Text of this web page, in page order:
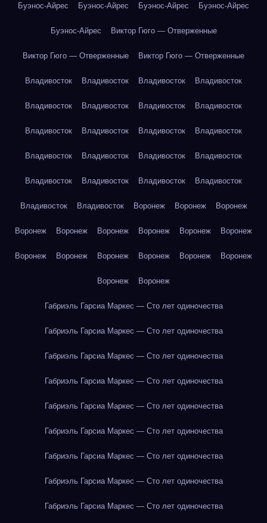
Буэнос-Айрес Буэнос-Айрес Буэнос-Айрес Буэнос-Айрес
Буэнос-Айрес Виктор Гюго — Отверженные
Виктор Гюго — Отверженные Виктор Гюго — Отверженные
Владивосток Владивосток Владивосток Владивосток
Владивосток Владивосток Владивосток Владивосток
Владивосток Владивосток Владивосток Владивосток
Владивосток Владивосток Владивосток Владивосток
Владивосток Владивосток Владивосток Владивосток
Владивосток Владивосток Воронеж Воронеж Воронеж
Воронеж Воронеж Воронеж Воронеж Воронеж Воронеж
Воронеж Воронеж Воронеж Воронеж Воронеж Воронеж
Воронеж Воронеж
Габриэль Гарсиа Маркес — Сто лет одиночества
Габриэль Гарсиа Маркес — Сто лет одиночества
Габриэль Гарсиа Маркес — Сто лет одиночества
Габриэль Гарсиа Маркес — Сто лет одиночества
Габриэль Гарсиа Маркес — Сто лет одиночества
Габриэль Гарсиа Маркес — Сто лет одиночества
Габриэль Гарсиа Маркес — Сто лет одиночества
Габриэль Гарсиа Маркес — Сто лет одиночества
Габриэль Гарсиа Маркес — Сто лет одиночества